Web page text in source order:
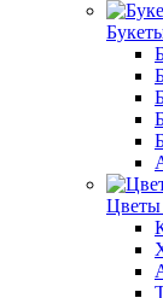
Цветы